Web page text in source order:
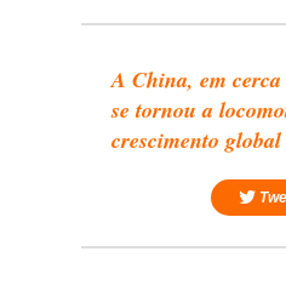
A China, em cerca
se tornou a
crescimento